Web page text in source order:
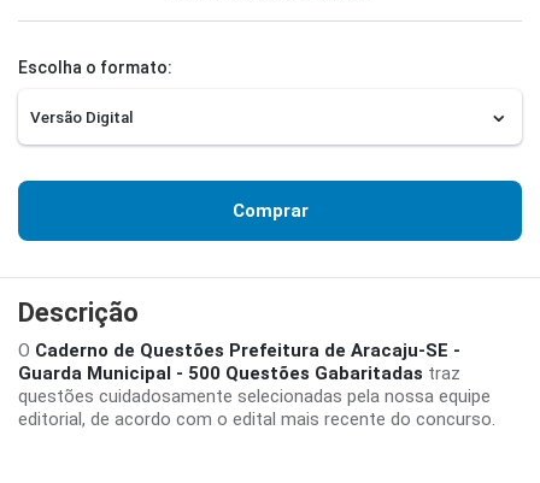
Escolha o formato:
Comprar
Descrição
O Caderno de Questões Prefeitura de Aracaju-SE -
Guarda Municipal - 500 Questões Gabaritadas traz
questões cuidadosamente selecionadas pela nossa equipe
editorial, de acordo com o edital mais recente do concurso.